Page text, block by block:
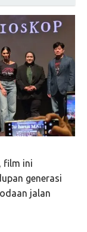
film ini
generasi
jalan